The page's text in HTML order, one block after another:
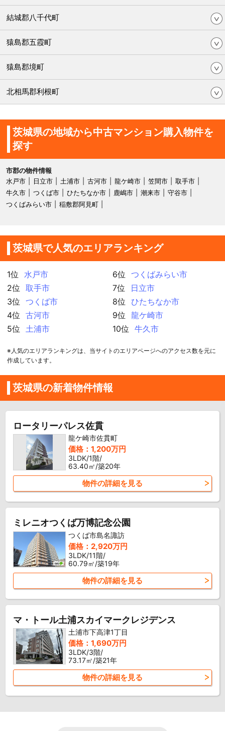
結城郡八千代町
猿島郡五霞町
猿島郡境町
北相馬郡利根町
茨城県の地域から中古マンション購入物件を
探す
市郡の物件情報
水戸市
日立市 土浦市 古河市 龍ケ崎市 笠間市
取手市
牛久市
つくば市 ひたちなか市 鹿嶋市 潮来市
守谷市
つくばみらい市
稲敷郡阿見町
茨城県で人気のエリアランキング
1位
水戸市
2位
取手市
3位
つくば市
4位
古河市
5位
土浦市
6位
つくばみらい市
7位
日立市
8位
ひたちなか市
9位
龍ケ崎市
10位
牛久市
※人気のエリアランキングは、当サイトのエリアページへのアクセス数を元に
作成しています。
茨城県の新着物件情報
ロータリーパレス佐貫
龍ケ崎市佐貫町
価格：1,200万円
3LDK/1階/
63.40㎡/築20年
物件の詳細を見る
ミレニオつくば万博記念公園
つくば市島名諏訪
価格：2,920万円
3LDK/11階/
60.79㎡/築19年
物件の詳細を見る
マ・トール土浦スカイマークレジデンス
土浦市下高津1丁目
価格：1,690万円
3LDK/3階/
73.17㎡/築21年
物件の詳細を見る